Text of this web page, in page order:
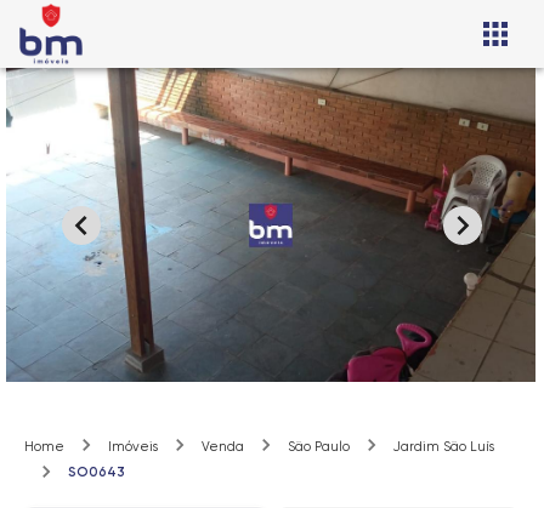
Home Imóveis Venda São Paulo
Jardim São Luís
SO0643